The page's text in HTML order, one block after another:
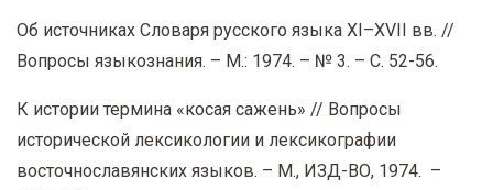
Об источниках Словаря русского языка XI–XVII вв. //
Вопросы языкознания. – М.: 1974. – № 3. – С. 52-56.
К истории термина «косая сажень» // Вопросы
исторической лексикологии и лексикографии
восточнославянских языков. – М., ИЗД-ВО, 1974. –